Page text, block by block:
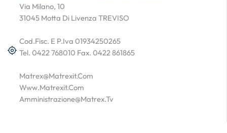
Via Milano, 10
31045 Motta Di Livenza TREVISO
Cod.Fisc. E P.Iva 01934250265
Tel. 0422 768010 Fax. 0422 861865
Matrex@matrexit.com
Www.matrexit.com
Amministrazione@matrex.tv